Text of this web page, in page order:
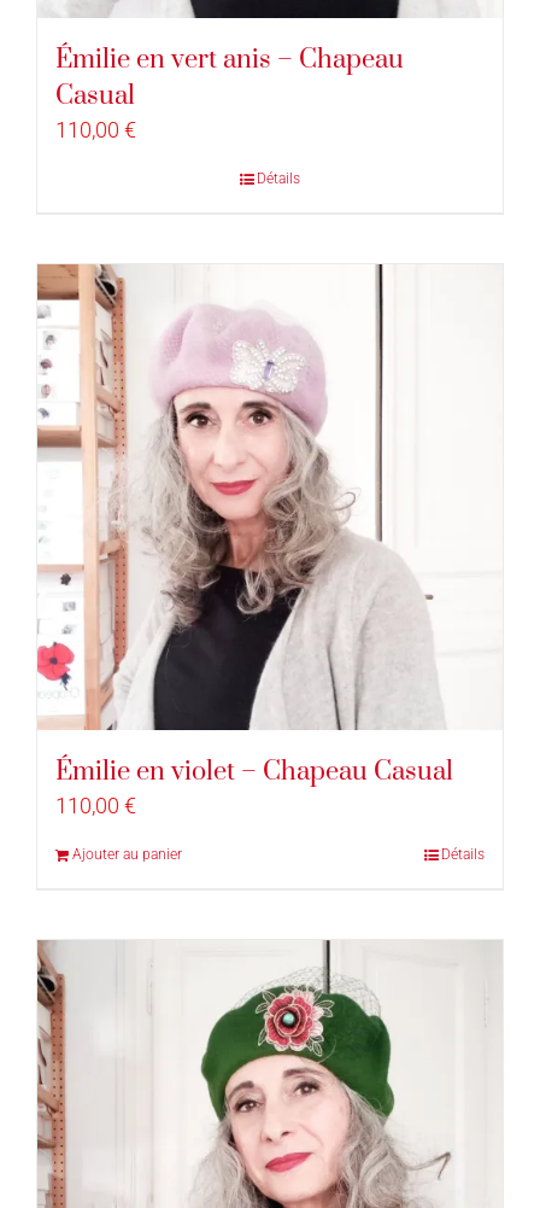
Émilie en vert anis – Chapeau
Casual
110,00 €
Détails
Émilie en violet – Chapeau Casual
110,00 €
Ajouter au panier Détails